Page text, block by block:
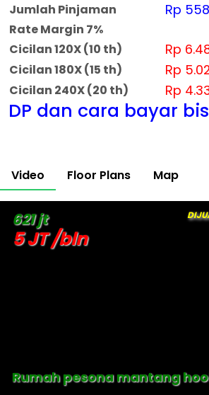
Jumlah Pinjaman Rp
Rate Margin 7%
Cicilan 120X (10 th)
Rp
Cicilan 180X (15 th) Rp
Cicilan 240X (20 th) Rp
DP dan cara bayar
Video Floor Plans Map
621 jt
5 JT /bln
Rumah pesona mantang